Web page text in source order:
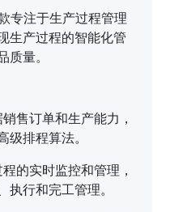
专注于生产过程管理
生产过程的智能化管
量。
售订单和生产能力，
排程算法。
的实时监控和管理，
行和完工管理。